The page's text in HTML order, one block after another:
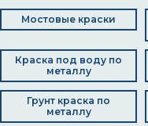
Мостовые краски
Краска под воду по
металлу
Грунт краска по
металлу